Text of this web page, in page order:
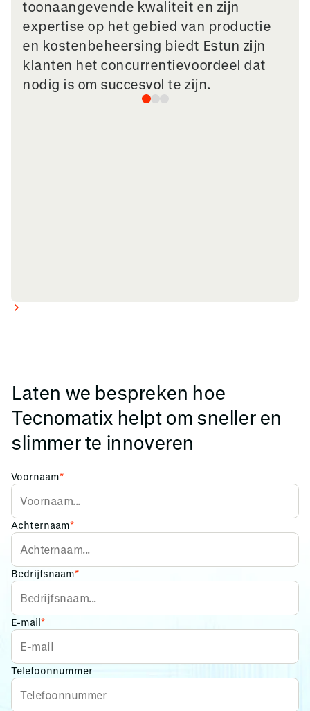
toonaangevende kwaliteit en zijn
expertise op het gebied van productie
en kostenbeheersing biedt Estun zijn
klanten het concurrentievoordeel dat
nodig is om succesvol te zijn.
Laten we bespreken hoe
Tecnomatix helpt om sneller en
slimmer te innoveren
Voornaam*
Achternaam*
Bedrijfsnaam*
E-mail*
Telefoonnummer